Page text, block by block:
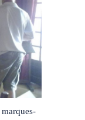
marques-